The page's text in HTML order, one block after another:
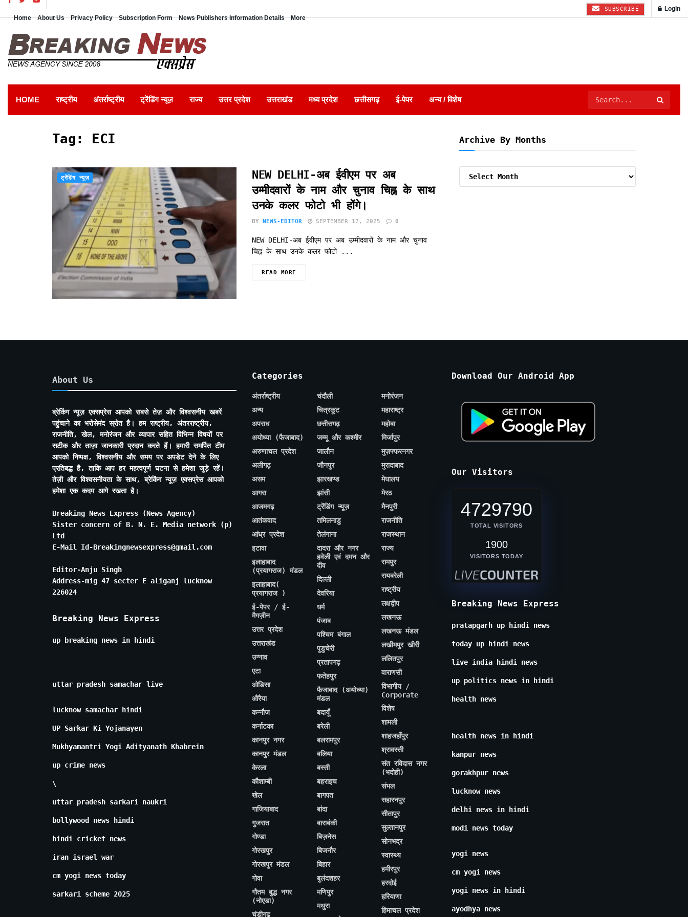
Home About Us Privacy Policy Subscription Form News Publishers Information Details More
SUBSCRIBE Login
HOME राष्ट्रीय अंतर्राष्ट्रीय ट्रेंडिंग न्यूज़ राज्य उत्तर प्रदेश उत्तराखंड मध्य प्रदेश छत्तीसगढ़ ई-पेपर अन्य / विशेष
Tag: ECI
ट्रेंडिंग न्यूज़
NEW DELHI-अब ईवीएम पर अब
उम्मीदवारों के नाम और चुनाव चिह्न के साथ
उनके कलर फोटो भी होंगे।
BY NEWS-EDITOR SEPTEMBER 17, 2025 0
NEW DELHI-अब ईवीएम पर अब उम्मीदवारों के नाम और चुनाव
चिह्न के साथ उनके कलर फोटो ...
READ MORE
Archive By Months
About Us
ब्रेकिंग न्यूज़ एक्सप्रेस आपको सबसे तेज़ और विश्वसनीय खबरें
पहुंचाने का भरोसेमंद स्रोत है। हम राष्ट्रीय, अंतरराष्ट्रीय,
राजनीति, खेल, मनोरंजन और व्यापार सहित विभिन्न विषयों पर
सटीक और ताज़ा जानकारी प्रदान करते हैं। हमारी समर्पित टीम
आपको निष्पक्ष, विश्वसनीय और समय पर अपडेट देने के लिए
प्रतिबद्ध है, ताकि आप हर महत्वपूर्ण घटना से हमेशा जुड़े रहें।
तेज़ी और विश्वसनीयता के साथ, ब्रेकिंग न्यूज़ एक्सप्रेस आपको
हमेशा एक कदम आगे रखता है।
Breaking News Express (News Agency)
Sister concern of B. N. E. Media network (p)
Ltd
E-Mail Id-Breakingnewsexpress@gmail.com
Editor-Anju Singh
Address-mig 47 secter E aliganj lucknow
226024
Breaking News Express
up breaking news in hindi
uttar pradesh samachar live
lucknow samachar hindi
UP Sarkar Ki Yojanayen
Mukhyamantri Yogi Adityanath Khabrein
up crime news
\
uttar pradesh sarkari naukri
bollywood news hindi
hindi cricket news
iran israel war
cm yogi news today
sarkari scheme 2025
Categories
अंतर्राष्ट्रीय
अन्य
अपराध
अयोध्या (फैजाबाद)
अरुणाचल प्रदेश
अलीगढ़
असम
आगरा
आजमगढ़
आतंकवाद
आंध्र प्रदेश
इटावा
इलाहाबाद
(प्रयागराज) मंडल
इलाहाबाद(
प्रयागराज )
ई-पेपर / ई-
मैगज़ीन
उत्तर प्रदेश
उत्तराखंड
उन्नाव
एटा
ओडिसा
औरैया
कन्नौज
कर्नाटका
कानपुर नगर
कानपुर मंडल
केरला
कौशाम्बी
खेल
गाजियाबाद
गुजरात
गोण्डा
गोरखपुर
गोरखपुर मंडल
गोवा
गौतम बुद्ध नगर
(नोएडा)
चंडीगढ़
चंदौली
चित्रकूट
छत्तीसगढ़
जम्मू और कश्मीर
जालौन
जौनपुर
झारखण्ड
झांसी
ट्रेंडिंग न्यूज़
तमिलनाडु
तेलंगाना
दादरा और नगर
हवेली एवं दमन और
दीव
दिल्ली
देवरिया
धर्म
पंजाब
पश्चिम बंगाल
पुडुचेरी
प्रतापगढ़
फतेहपुर
फैजाबाद (अयोध्या)
मंडल
बदायूँ
बरेली
बलरामपुर
बलिया
बस्ती
बहराइच
बागपत
बांदा
बाराबंकी
बिज़नेस
बिजनौर
बिहार
बुलंदशहर
मणिपुर
मथुरा
मनोरंजन
महाराष्ट्र
महोबा
मिर्जापुर
मुज़फ्फरनगर
मुरादाबाद
मेघालय
मेरठ
मैनपुरी
राजनीति
राजस्थान
राज्य
रामपुर
रायबरेली
राष्ट्रीय
लक्षद्वीप
लखनऊ
लखनऊ मंडल
लखीमपुर खीरी
ललितपुर
वाराणसी
विभागीय /
Corporate
विशेष
शामली
शाहजहाँपुर
श्रावस्ती
संत रविदास नगर
(भदोही)
संभल
सहारनपुर
सीतापुर
सुल्तानपुर
सोनभद्र
स्वास्थ्य
हमीरपुर
हरदोई
हरियाणा
हिमाचल प्रदेश
Download Our Android App
Our Visitors
4729790
TOTAL VISITORS
1900
VISITORS TODAY
Breaking News Express
pratapgarh up hindi news
today up hindi news
live india hindi news
up politics news in hindi
health news
health news in hindi
kanpur news
gorakhpur news
lucknow news
delhi news in hindi
modi news today
yogi news
cm yogi news
yogi news in hindi
ayodhya news